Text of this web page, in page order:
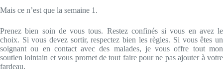
Mais ce n’est que la semaine 1.
Prenez bien soin de vous tous. Restez confinés si vous en avez le
choix. Si vous devez sortir, respectez bien les règles. Si vous êtes un
soignant ou en contact avec des malades, je vous offre tout mon
soutien lointain et vous promet de tout faire pour ne pas ajouter à votre
fardeau.